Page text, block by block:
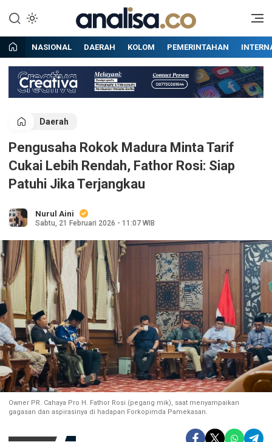
konten
Analisa
Situs berita online terpercaya
NASIONAL DAERAH KOLOM PEMERINTAHAN
Daerah
Pengusaha Rokok Madura Minta Tarif
Cukai Lebih Rendah, Fathor Rosi: Siap
Patuhi Jika Terjangkau
Nurul Aini
Sabtu, 21 Februari 2026 - 11:07 WIB
Owner PR. Cahaya Pro H. Fathor Rosi (pegang mik), saat menyampaikan
gagasan dan aspirasinya di hadapan Forkopimda Pamekasan.